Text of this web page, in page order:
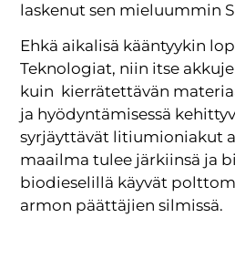
laskenut sen mieluummin
Ehkä aikalisä kääntyykin
Teknologiat, niin itse
kuin kierrätettävän
ja hyödyntämisessä
syrjäyttävät litiumioniakut
maailma tulee järkiinsä ja
biodieselillä käyvät
armon päättäjien silmissä.